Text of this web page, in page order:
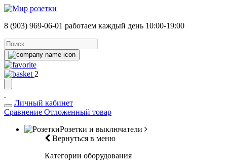
8 (903) 969-06-01 работаем каждый день 10:00-19:00
2
Личный кабинет
Сравнение Отложенный товар
Розетки и выключатели
Вернуться в меню
Категории оборудования